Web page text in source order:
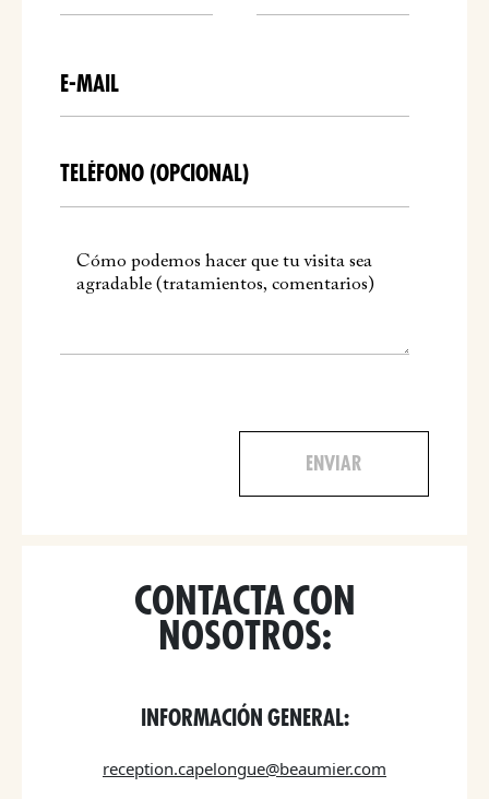
CONTACTA CON
NOSOTROS:
INFORMACIÓN GENERAL:
reception.capelongue@beaumier.com